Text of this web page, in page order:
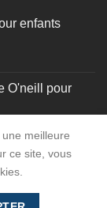
enfants
O'neill pour
meilleure
ce site, vous